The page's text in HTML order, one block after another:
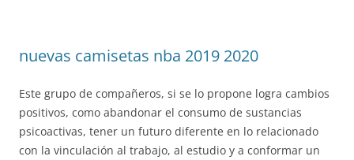
nuevas camisetas nba 2019 2020
Este grupo de compañeros, si se lo propone logra cambios
positivos, como abandonar el consumo de sustancias
psicoactivas, tener un futuro diferente en lo relacionado
con la vinculación al trabajo, al estudio y a conformar un